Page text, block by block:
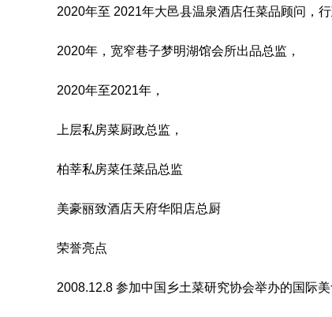
2020年至 2021年大邑县温泉酒店任菜品顾问，
2020年，宽窄巷子梦明湖馆会所出品总监，
2020年至2021年，
上层私房菜厨政总监，
柏莘私房菜任菜品总监
美豪丽致酒店天府华阳店总厨
荣誉亮点
2008.12.8 参加中国乡土菜研究协会举办的国际